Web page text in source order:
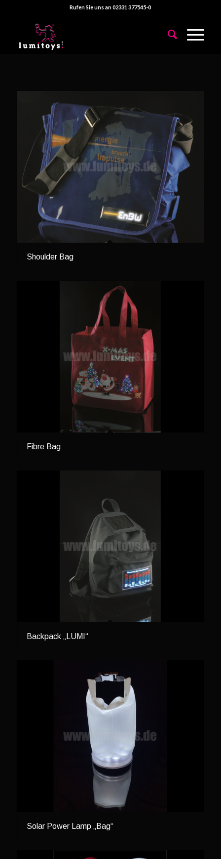
Rufen Sie uns an 02331 377545-0
Shoulder Bag
Fibre Bag
Backpack „LUMI“
Solar Power Lamp „Bag“